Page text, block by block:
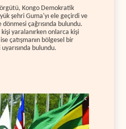
Kongo Demokratik
şehri Guma'yı ele geçirdi ve
çağrısında bulundu.
yaralanırken onlarca kişi
çatışmanın bölgesel bir
bulundu.